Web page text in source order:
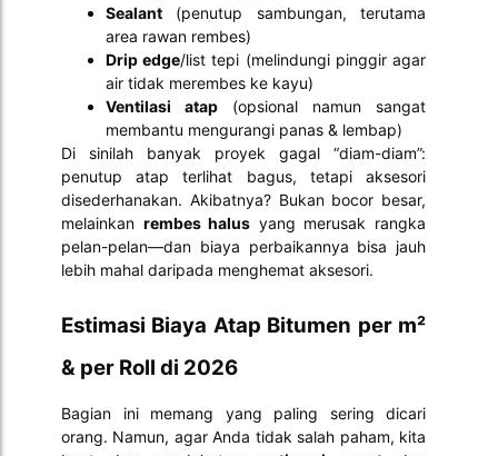
Sealant (penutup sambungan, terutama
area rawan rembes)
Drip edge/list tepi (melindungi pinggir agar
air tidak merembes ke kayu)
Ventilasi atap (opsional namun sangat
membantu mengurangi panas & lembap)
Di sinilah banyak proyek gagal “diam-diam”:
penutup atap terlihat bagus, tetapi aksesori
disederhanakan. Akibatnya? Bukan bocor besar,
melainkan rembes halus yang merusak rangka
pelan-pelan—dan biaya perbaikannya bisa jauh
lebih mahal daripada menghemat aksesori.
Estimasi Biaya Atap Bitumen per m²
& per Roll di 2026
Bagian ini memang yang paling sering dicari
orang. Namun, agar Anda tidak salah paham, kita